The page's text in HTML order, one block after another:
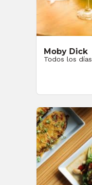
Moby Dick
Todos los días